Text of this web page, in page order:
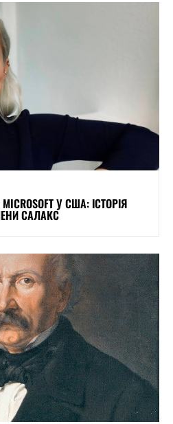
У США: ІСТОРІЯ
САЛАКС